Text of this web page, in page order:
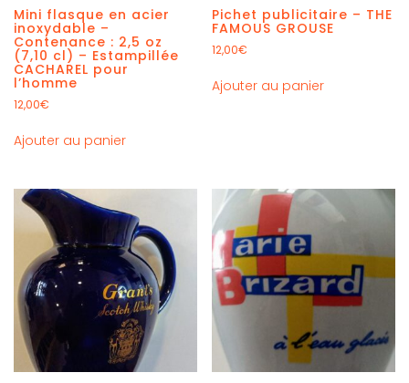
Mini flasque en acier
inoxydable –
Contenance : 2,5 oz
(7,10 cl) – Estampillée
CACHAREL pour
l’homme
12,00€
Ajouter au panier
Pichet publicitaire – THE
FAMOUS GROUSE
12,00€
Ajouter au panier